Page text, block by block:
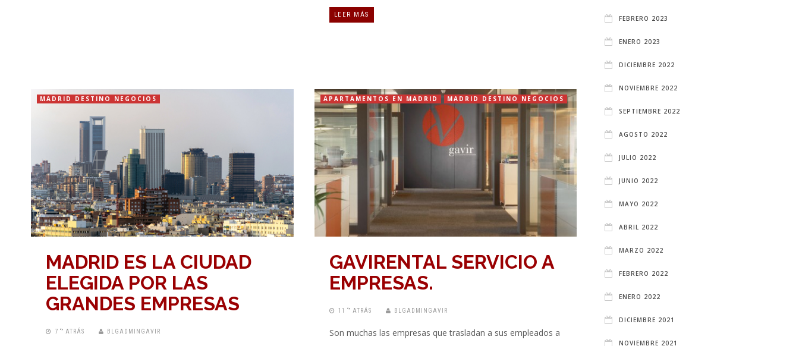
LEER MÁS
MADRID DESTINO NEGOCIOS
MADRID ES LA CIUDAD
ELEGIDA POR LAS
GRANDES EMPRESAS
7 “” ATRÁS BLGADMINGAVIR
APARTAMENTOS EN MADRID MADRID DESTINO NEGOCIOS
GAVIRENTAL SERVICIO A
EMPRESAS.
11 “” ATRÁS BLGADMINGAVIR
Son muchas las empresas que trasladan a sus empleados a
FEBRERO 2023
ENERO 2023
DICIEMBRE 2022
NOVIEMBRE 2022
SEPTIEMBRE 2022
AGOSTO 2022
JULIO 2022
JUNIO 2022
MAYO 2022
ABRIL 2022
MARZO 2022
FEBRERO 2022
ENERO 2022
DICIEMBRE 2021
NOVIEMBRE 2021